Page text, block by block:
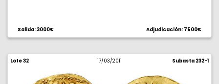
Salida: 3000€ Adjudicación: 7500€
Lote 32 17/03/2011 Subasta 232-1